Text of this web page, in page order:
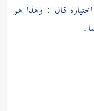
قال : وهذا هو
.